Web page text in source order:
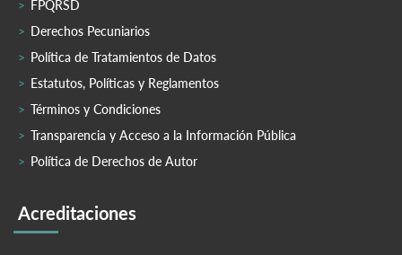
FPQRSD
Derechos Pecuniarios
Política de Tratamientos de Datos
Estatutos, Políticas y Reglamentos
Términos y Condiciones
Transparencia y Acceso a la Información Pública
Política de Derechos de Autor
Acreditaciones